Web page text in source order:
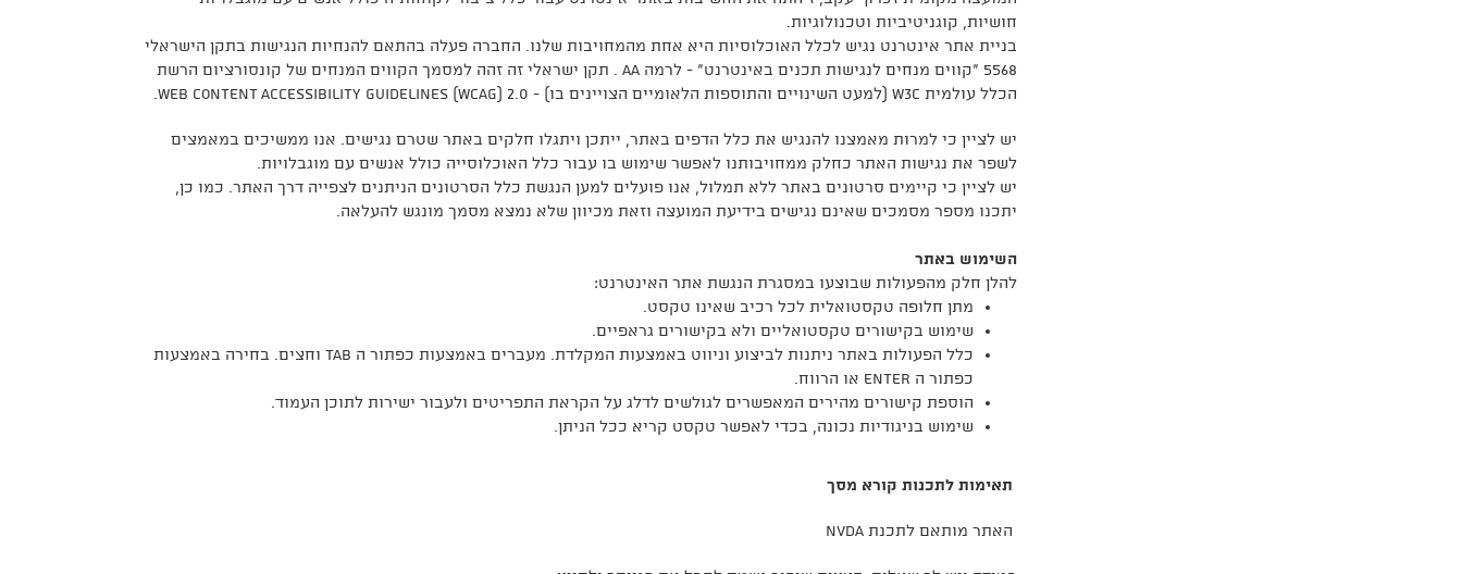
חושיות, קוגניטיביות וטכנולוגיות.
בניית אתר אינטרנט נגיש לכלל האוכלוסיות היא אחת מהמחויבות שלנו. החברה פעלה בהתאם להנחיות הנגישות בתקן הישראלי
5568 "קווים מנחים לנגישות תכנים באינטרנט" - לרמה AA . תקן ישראלי זה זהה למסמך הקווים המנחים של קונסורציום הרשת
הכלל עולמית W3C (למעט השינויים והתוספות הלאומיים הצויינים בו) - Web Content Accessibility Guidelines (WCAG) 2.0.
יש לציין כי למרות מאמצנו להנגיש את כלל הדפים באתר, ייתכן ויתגלו חלקים באתר שטרם נגישים. אנו ממשיכים במאמצים
לשפר את נגישות האתר כחלק ממחויבותנו לאפשר שימוש בו עבור כלל האוכלוסייה כולל אנשים עם מוגבלויות.
יש לציין כי קיימים סרטונים באתר ללא תמלול, אנו פועלים למען הנגשת כלל הסרטונים הניתנים לצפייה דרך האתר. כמו כן,
יתכנו מספר מסמכים שאינם נגישים בידיעת המועצה וזאת מכיוון שלא נמצא מסמך מונגש להעלאה.
השימוש באתר
להלן חלק מהפעולות שבוצעו במסגרת הנגשת אתר האינטרנט:
מתן חלופה טקסטואלית לכל רכיב שאינו טקסט.
שימוש בקישורים טקסטואליים ולא בקישורים גראפיים.
כלל הפעולות באתר ניתנות לביצוע וניווט באמצעות המקלדת. מעברים באמצעות כפתור ה tab וחצים. בחירה באמצעות
כפתור ה enter או הרווח.
הוספת קישורים מהירים המאפשרים לגולשים לדלג על הקראת התפריטים ולעבור ישירות לתוכן העמוד.
שימוש בניגודיות נכונה, בכדי לאפשר טקסט קריא ככל הניתן.
תאימות לתכנות קורא מסך
האתר מותאם לתכנת nvda